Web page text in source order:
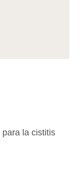
la cistitis